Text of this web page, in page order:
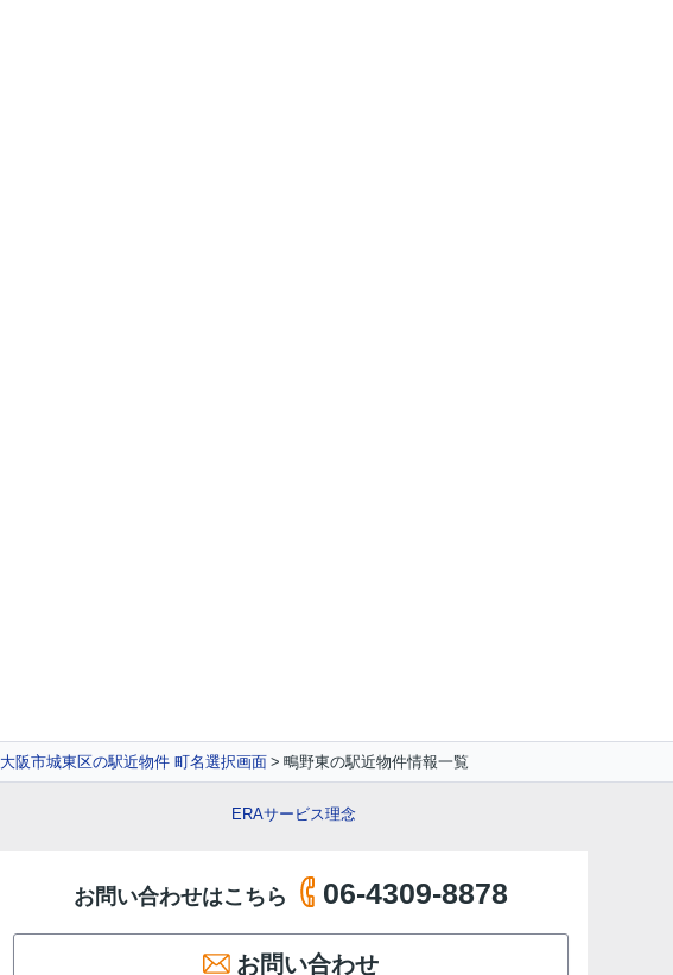
大阪市城東区の駅近物件 町名選択画面 鴫野東の駅近物件情報一覧
ERAサービス理念
お問い合わせはこちら 06-4309-8878
お問い合わせ